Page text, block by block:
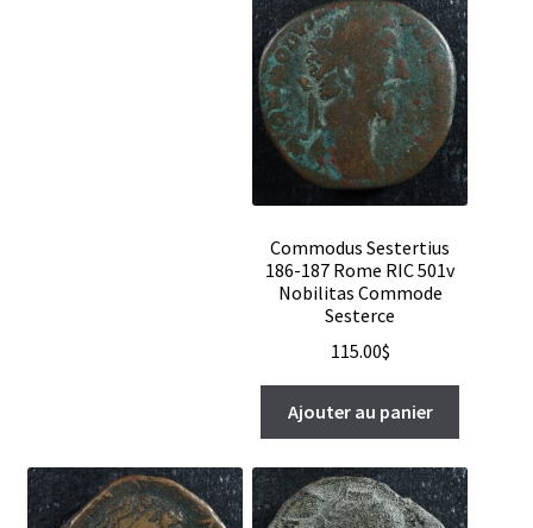
Commodus Sestertius
186-187 Rome RIC 501v
Nobilitas Commode
Sesterce
115.00$
Ajouter au panier